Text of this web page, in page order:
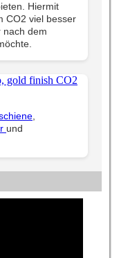
Hiermit
CO2 viel besser
nach dem
und